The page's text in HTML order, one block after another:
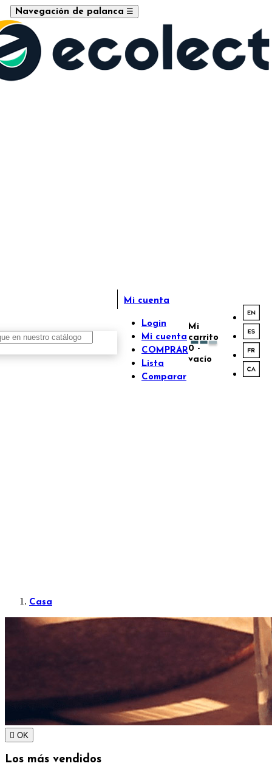
Navegación de palanca ☰
Mi cuenta
Login
Mi cuenta
COMPRAR
Lista
Comparar
Mi
carrito
0 -
vacío
Casa
 OK
Los más vendidos